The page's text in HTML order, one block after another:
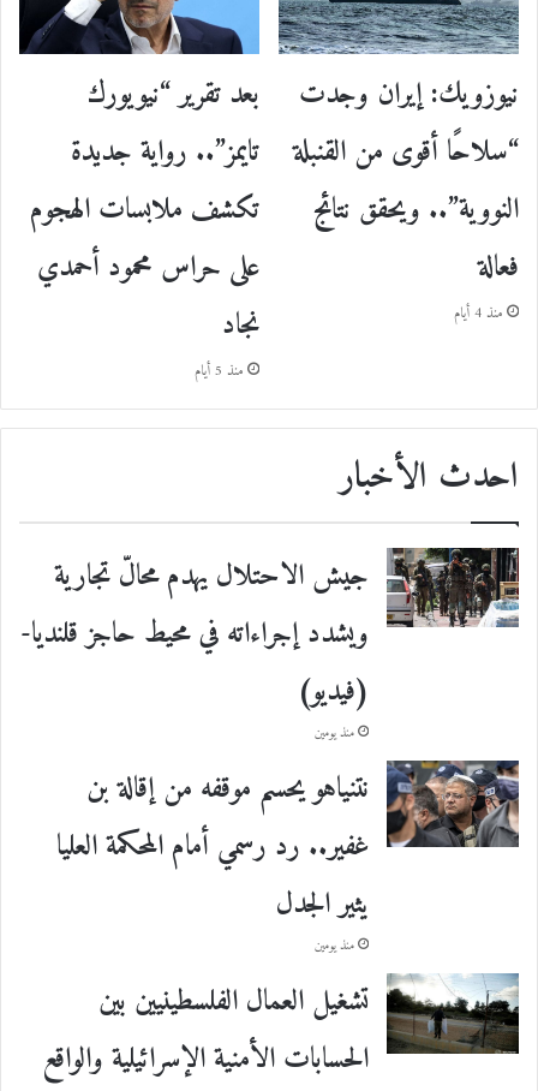
نيوزويك: إيران وجدت
“سلاحًا أقوى من القنبلة
النووية”.. ويحقق نتائج
فعالة
منذ 4 أيام
بعد تقرير “نيويورك
تايمز”.. رواية جديدة
تكشف ملابسات الهجوم
على حراس محمود أحمدي
نجاد
منذ 5 أيام
احدث الأخبار
جيش الاحتلال يهدم محالّ تجارية
ويشدد إجراءاته في محيط حاجز قلنديا-
(فيديو)
منذ يومين
نتنياهو يحسم موقفه من إقالة بن
غفير.. رد رسمي أمام المحكمة العليا
يثير الجدل
منذ يومين
تشغيل العمال الفلسطينيين بين
الحسابات الأمنية الإسرائيلية والواقع